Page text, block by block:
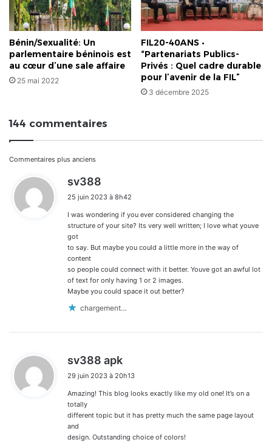
Bénin/Sexualité: Un
parlementaire béninois est
au cœur d’une sale affaire
25 mai 2022
FIL20-40ANS •
“Partenariats Publics-
Privés : Quel cadre durable
pour l’avenir de la FIL”
3 décembre 2025
144 commentaires
Navigation
dans
les
commentaires
Commentaires plus anciens
sv388
t
:
25 juin 2023 à 8h42
I was wondering if you ever considered changing the
structure of your site? Its very well written; I love what youve
got
to say. But maybe you could a little more in the way of
content
so people could connect with it better. Youve got an awful lot
of text for only having 1 or 2 images.
Maybe you could space it out better?
chargement…
sv388 apk
t
29 juin 2023 à 20h13
Amazing! This blog looks exactly like my old one! It’s on a
totally
different topic but it has pretty much the same page layout
and
design. Outstanding choice of colors!